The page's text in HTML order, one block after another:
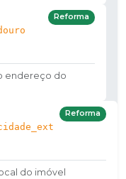
Reforma
endereço do
Reforma
do imóvel